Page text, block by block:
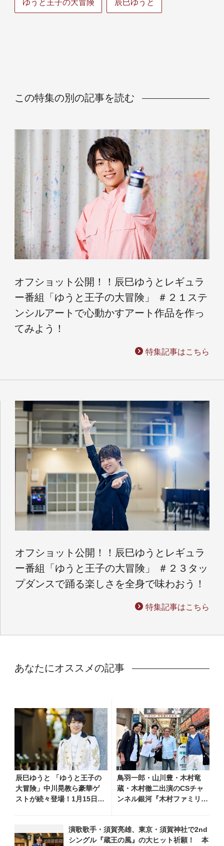
ゆうと王子の大冒険 辰巳ゆうと
この特集の別の記事を読む
オフショット公開！！辰巳ゆうとレギュラ
ー番組「ゆうと王子の大冒険」 ＃２１ステ
ンシルアートで心動かすアート作品を作っ
てみよう！
特集記事はこちら
オフショット公開！！辰巳ゆうとレギュラ
ー番組「ゆうと王子の大冒険」 ＃２３タッ
プダンスで踊る楽しさを全身で味わおう！
特集記事はこちら
あなたにオススメの記事
辰巳ゆうと 「ゆうと王子の
大冒険」中川晃教ら豪華ゲ
ストが続々登場！1月15日よ
鳥羽一郎・山川豊・木村竜
蔵・木村徹二出演のCSチャ
ンネル銀河『木村ファミリー
放送回の収録の模様を密着レ
ポート！
演歌歌手・須賀亮雄、東京・須賀神社で2nd
シングル『蔵王の風』の大ヒット祈願！ 本